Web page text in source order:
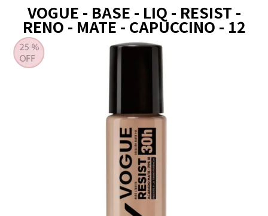
VOGUE - BASE - LIQ - RESIST -
RENO - MATE - CAPUCCINO - 12